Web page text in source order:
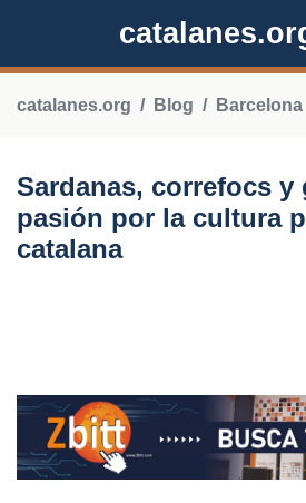
catalanes.org Blog Barcelona
Sardanas, correfocs y
pasión por la cultura
catalana